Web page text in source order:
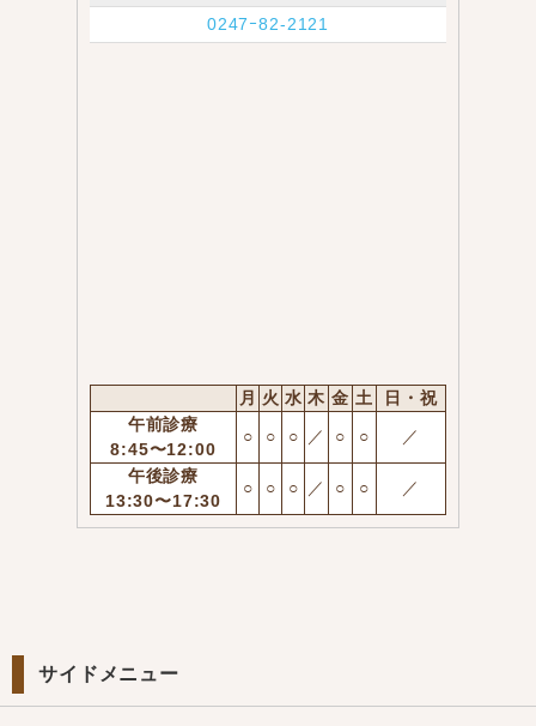
0247ｰ82-2121
月 火 水 木 金 土
日・祝
午前診療
8:45〜12:00
○ ○ ○ ／ ○ ○ ／
午後診療
13:30〜17:30
○ ○ ○ ／ ○ ○ ／
サイドメニュー